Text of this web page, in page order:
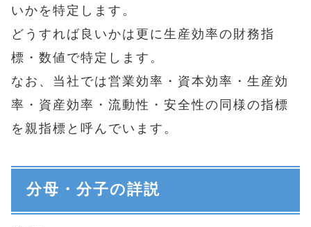
いかを特定します。
どうすれば良いかは更に生産効率の財務指
標・数値で特定します。
なお、当社では営業効率・資本効率・生産効
率・資産効率・流動性・安全性の同様の指標
を親指標と呼んでいます。
分母・分子の詳説